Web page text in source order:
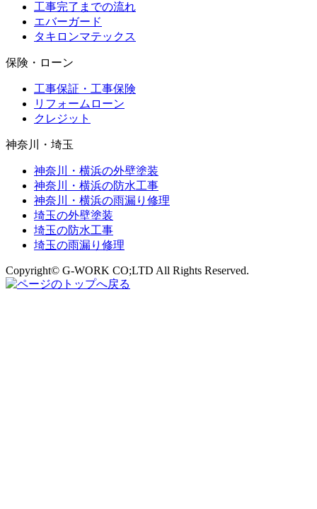
工事完了までの流れ
エバーガード
タキロンマテックス
保険・ローン
工事保証・工事保険
リフォームローン
クレジット
神奈川・埼玉
神奈川・横浜の外壁塗装
神奈川・横浜の防水工事
神奈川・横浜の雨漏り修理
埼玉の外壁塗装
埼玉の防水工事
埼玉の雨漏り修理
Copyright© G-WORK CO;LTD All Rights Reserved.